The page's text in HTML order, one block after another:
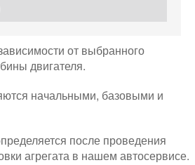
от выбранного
двигателя.
начальными, базовыми и
после проведения
агрегата в нашем автосервисе.